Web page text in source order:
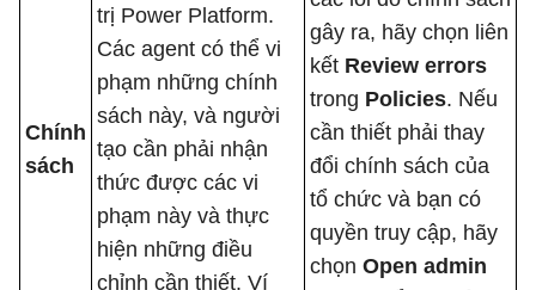
Chính
sách
trị Power Platform.
Các agent có thể vi
phạm những chính
sách này, và người
tạo cần phải nhận
thức được các vi
phạm này và thực
hiện những điều
chỉnh cần thiết. Ví
gây ra, hãy chọn liên
kết Review errors
trong Policies. Nếu
cần thiết phải thay
đổi chính sách của
tổ chức và bạn có
quyền truy cập, hãy
chọn Open admin